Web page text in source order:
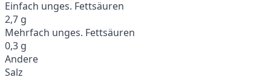
Einfach unges. Fettsäuren
2,7 g
Mehrfach unges. Fettsäuren
0,3 g
Andere
Salz